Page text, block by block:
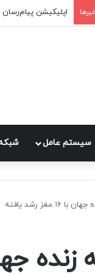
اپلیکیشن
سيستم عامل
مغز رشد یافته
با ۱۶